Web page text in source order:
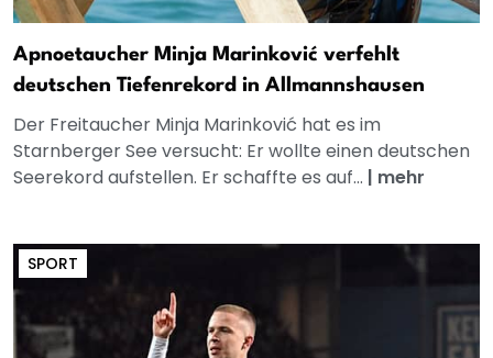
Apnoetaucher Minja Marinković verfehlt
deutschen Tiefenrekord in Allmannshausen
Der Freitaucher Minja Marinković hat es im
Starnberger See versucht: Er wollte einen deutschen
Seerekord aufstellen. Er schaffte es auf... | mehr
SPORT